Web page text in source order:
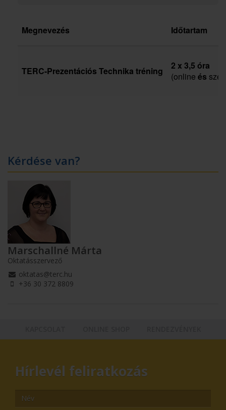
Megnevezés Időtartam
TERC-Prezentációs Technika tréning
2 x 3,5 óra
(online és
Kérdése van?
Marschallné Márta
Oktatásszervező
oktatas@terc.hu
+36 30 372 8809
Hírlevél feliratkozás